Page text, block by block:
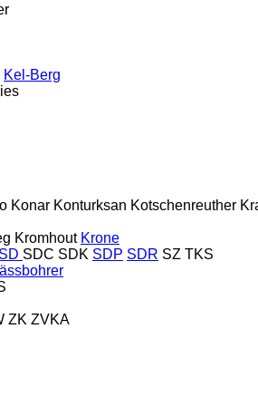
Kel-Berg
Konar Konturksan Kotschenreuther
Kromhout Krone
SD SDC SDK SDP SDR SZ TKS
ZK ZVKA